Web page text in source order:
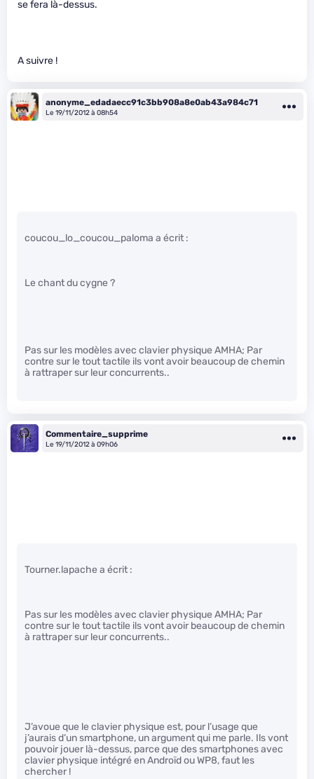
se fera là-dessus.
A suivre !
anonyme_edadaecc91c3bb908a8e0ab43a984c71
Le 19/11/2012 à 08h54
coucou_lo_coucou_paloma a écrit :
Le chant du cygne ?
Pas sur les modèles avec clavier physique AMHA; Par
contre sur le tout tactile ils vont avoir beaucoup de chemin
à rattraper sur leur concurrents..
Commentaire_supprime
Le 19/11/2012 à 09h06
Tourner.lapache a écrit :
Pas sur les modèles avec clavier physique AMHA; Par
contre sur le tout tactile ils vont avoir beaucoup de chemin
à rattraper sur leur concurrents..
J’avoue que le clavier physique est, pour l’usage que
j’aurais d’un smartphone, un argument qui me parle. Ils vont
pouvoir jouer là-dessus, parce que des smartphones avec
clavier physique intégré en Androïd ou WP8, faut les
chercher !